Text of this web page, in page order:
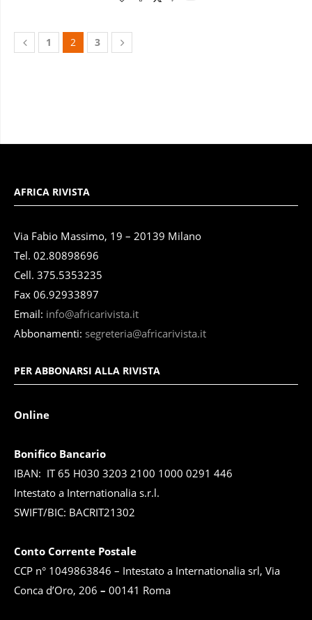
1 2 3
AFRICA RIVISTA
Via Fabio Massimo, 19 – 20139 Milano
Tel. 02.80898696
Cell. 375.5353235
Fax 06.92933897
Email: info@africarivista.it
Abbonamenti: segreteria@africarivista.it
PER ABBONARSI ALLA RIVISTA
Online
Bonifico Bancario
IBAN: IT 65 H030 3203 2100 1000 0291 446
Intestato a Internationalia s.r.l.
SWIFT/BIC: BACRIT21302
Conto Corrente Postale
CCP n° 1049863846 – Intestato a Internationalia srl, Via
Conca d’Oro, 206 – 00141 Roma